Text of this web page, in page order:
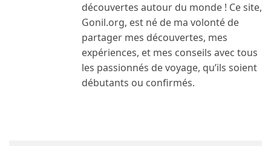
découvertes autour du monde ! Ce site,
Gonil.org, est né de ma volonté de
partager mes découvertes, mes
expériences, et mes conseils avec tous
les passionnés de voyage, qu’ils soient
débutants ou confirmés.